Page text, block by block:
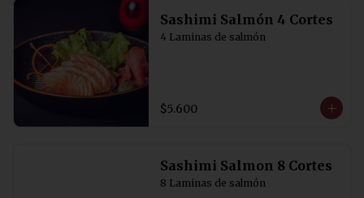
Sashimi Salmón 4 Cortes
4 Laminas de salmón
$5.600
Sashimi Salmon 8 Cortes
8 Laminas de salmón